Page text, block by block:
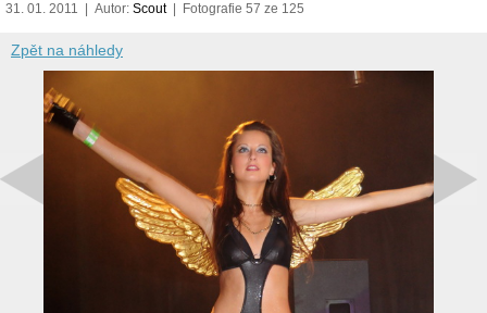
31. 01. 2011 | Autor: Scout| Fotografie 57 ze 125
Zpět na náhledy